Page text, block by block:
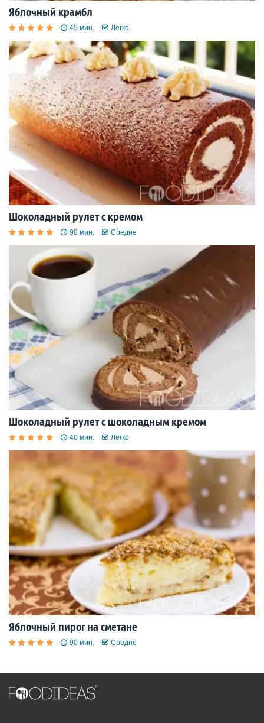
Яблочный крамбл
45 мин. Легко
Шоколадный рулет с кремом
90 мин. Средне
Шоколадный рулет с шоколадным кремом
40 мин. Легко
Яблочный пирог на сметане
90 мин. Средне